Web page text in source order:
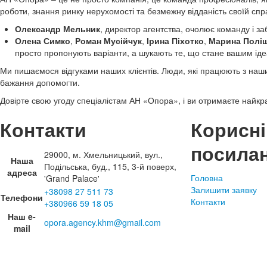
роботи, знання ринку нерухомості та безмежну відданість своїй
Олександр Мельник, директор агентства, очолює команду і
Олена Симко, Роман Мусійчук, Ірина Піхотко, Марина
просто пропонують варіанти, а шукають те, що стане вашим
Ми пишаємося відгуками наших клієнтів. Люди, які працюють з
бажання допомогти.
Довірте свою угоду спеціалістам АН «Опора», і ви отримаєте
Контакти
Наша
адреса
29000, м. Хмельницький, вул.,
Подільська, буд., 115, 3-й поверх,
'Grand Palace'
Телефони +38098 27 511 73
+380966 59 18 05
Наш e-
mail
opora.agency.khm@gmail.com
Корисні
Головна
Залишити заявку
Контакти